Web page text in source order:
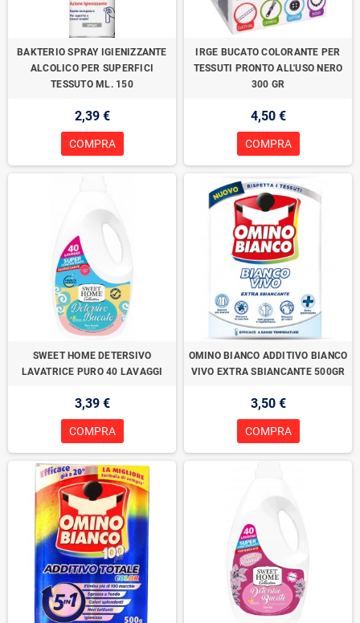
BAKTERIO SPRAY IGIENIZZANTE
ALCOLICO PER SUPERFICI
TESSUTO ML. 150
2,39 €
COMPRA
IRGE BUCATO COLORANTE PER
TESSUTI PRONTO ALL'USO NERO
300 GR
4,50 €
COMPRA
SWEET HOME DETERSIVO
LAVATRICE PURO 40 LAVAGGI
3,39 €
COMPRA
OMINO BIANCO ADDITIVO BIANCO
VIVO EXTRA SBIANCANTE 500GR
3,50 €
COMPRA